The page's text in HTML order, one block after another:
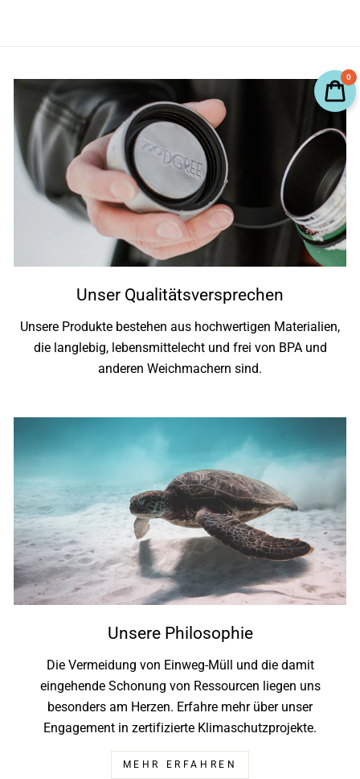
Unser Qualitätsversprechen
Unsere Produkte bestehen aus hochwertigen Materialien,
die langlebig, lebensmittelecht und frei von BPA und
anderen Weichmachern sind.
Unsere Philosophie
Die Vermeidung von Einweg-Müll und die damit
eingehende Schonung von Ressourcen liegen uns
besonders am Herzen. Erfahre mehr über unser
Engagement in zertifizierte Klimaschutzprojekte.
MEHR ERFAHREN
0